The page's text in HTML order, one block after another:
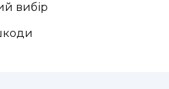
вибір